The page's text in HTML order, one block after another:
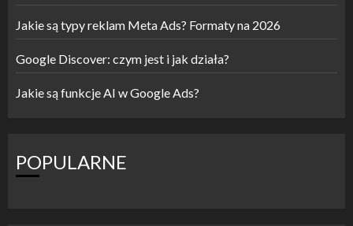
Jakie są typy reklam Meta Ads? Formaty na 2026
Google Discover: czym jest i jak działa?
Jakie są funkcje AI w Google Ads?
POPULARNE